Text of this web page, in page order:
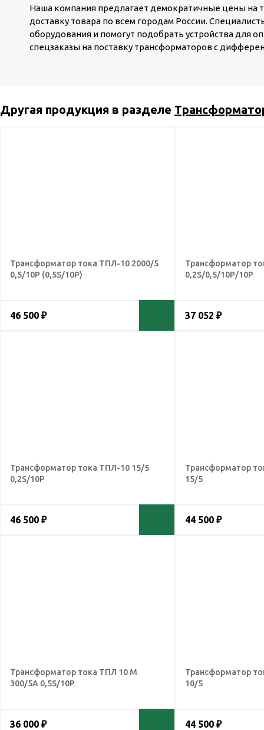
Наша компания предлагает демократичные цены
доставку товара по всем городам России.
оборудования и помогут подобрать устройства для
спецзаказы на поставку трансформаторов с
Другая продукция в разделе
Трансформатор тока ТПЛ-10 2000/5
0,5/10Р (0,5S/10Р)
46 500 ₽
Трансформатор
0,2S/0,5/10Р/10Р
37 052 ₽
Трансформатор тока ТПЛ-10 15/5
0,2S/10Р
46 500 ₽
Трансформатор
15/5
44 500 ₽
Трансформатор тока ТПЛ 10 М
300/5А 0,5S/10Р
36 000 ₽
Трансформатор
10/5
44 500 ₽